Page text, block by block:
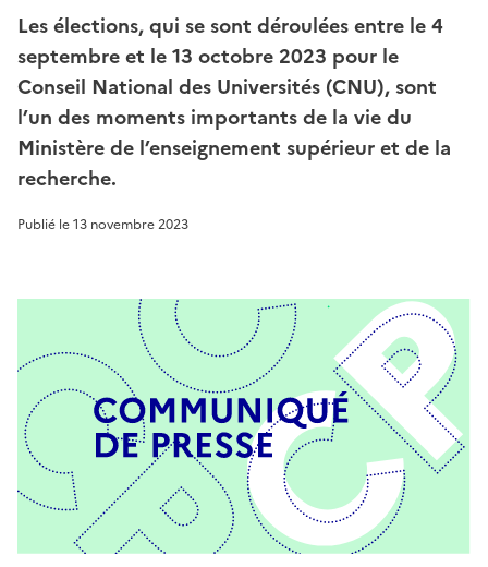
Les élections, qui se sont déroulées entre le 4
septembre et le 13 octobre 2023 pour le
Conseil National des Universités (CNU), sont
l’un des moments importants de la vie du
Ministère de l’enseignement supérieur et de la
recherche.
Publié le13 novembre 2023